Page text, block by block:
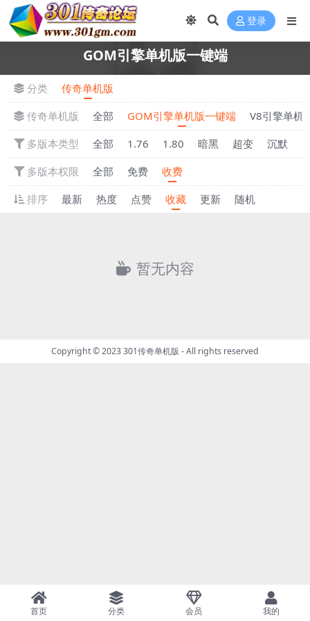
登录
GOM引擎单机版一键端
分类
传奇单机版
传奇单机版
全部 GOM引擎单机版一键端
V8引擎单机
多版本类型
全部 1.76 1.80 暗黑 超变 沉默
多版本权限
全部 免费
收费
排序
最新 热度 点赞 收藏 更新 随机
暂无内容
Copyright © 2023301传奇单机版 - All rights reserved
首页 分类 会员 我的